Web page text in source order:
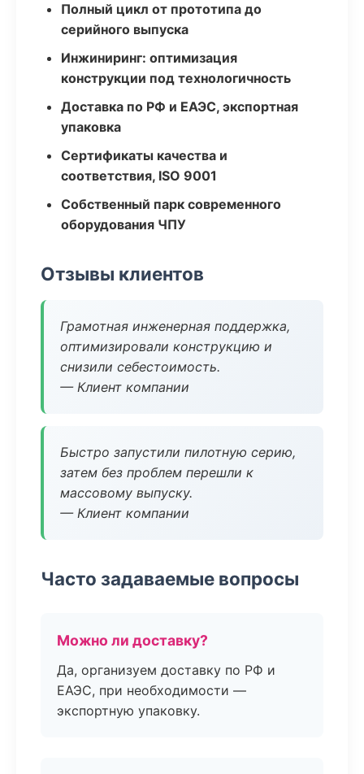
Полный цикл от прототипа до
серийного выпуска
Инжиниринг: оптимизация
конструкции под технологичность
Доставка по РФ и ЕАЭС, экспортная
упаковка
Сертификаты качества и
соответствия, ISO 9001
Собственный парк современного
оборудования ЧПУ
Отзывы клиентов
Грамотная инженерная поддержка,
оптимизировали конструкцию и
снизили себестоимость.
— Клиент компании
Быстро запустили пилотную серию,
затем без проблем перешли к
массовому выпуску.
— Клиент компании
Часто задаваемые вопросы
Можно ли доставку?
Да, организуем доставку по РФ и
ЕАЭС, при необходимости —
экспортную упаковку.